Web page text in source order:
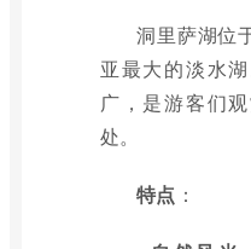
洞里萨湖位
亚最大的淡水
广，是游客们
处。
特点 ：